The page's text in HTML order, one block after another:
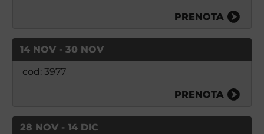
PRENOTA
14 NOV - 30 NOV
cod: 3977
PRENOTA
28 NOV - 14 DIC